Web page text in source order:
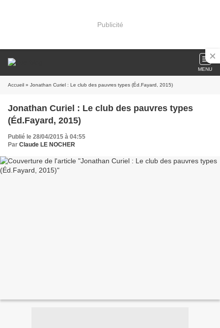
Publicité
MENU
Accueil » Jonathan Curiel : Le club des pauvres types (Éd.Fayard, 2015)
Jonathan Curiel : Le club des pauvres types
(Éd.Fayard, 2015)
Publié le 28/04/2015 à 04:55
Par Claude LE NOCHER